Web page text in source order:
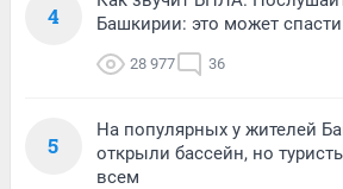
4
Башкирии: это может
28 977 36
5
На популярных у жителей
открыли бассейн, но
всем